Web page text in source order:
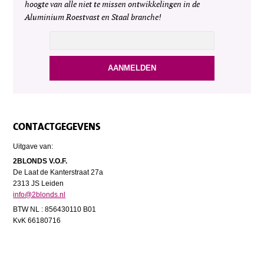
hoogte van alle niet te missen ontwikkelingen in de
Aluminium Roestvast en Staal branche!
CONTACTGEGEVENS
Uitgave van:
2BLONDS V.O.F.
De Laat de Kanterstraat 27a
2313 JS Leiden
info@2blonds.nl
BTW NL : 856430110 B01
KvK 66180716